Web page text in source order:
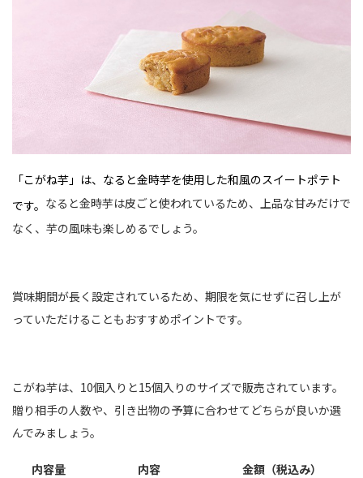
「こがね芋」は、なると金時芋を使用した和風のスイートポテト
です。 なると金時芋は皮ごと使われているため、上品な甘みだけで
なく、芋の風味も楽しめるでしょう。
賞味期間が長く設定されているため、期限を気にせずに召し上が
っていただけることもおすすめポイントです。
こがね芋は、10個入りと15個入りのサイズで販売されています。
贈り相手の人数や、引き出物の予算に合わせてどちらが良いか選
んでみましょう。
内容量 内容
金額（税込み）